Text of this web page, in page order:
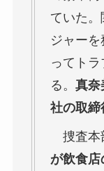
ていた
ジャー
ってト
る。 真奈
社の取締
捜査本
が飲食店